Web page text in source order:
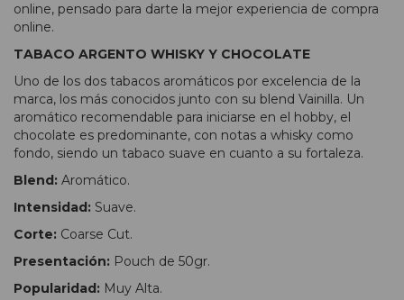
online, pensado para darte la mejor experiencia de compra
online.
TABACO ARGENTO WHISKY Y CHOCOLATE
Uno de los dos tabacos aromáticos por excelencia de la
marca, los más conocidos junto con su blend Vainilla. Un
aromático recomendable para iniciarse en el hobby, el
chocolate es predominante, con notas a whisky como
fondo, siendo un tabaco suave en cuanto a su fortaleza.
Blend: Aromático.
Intensidad: Suave.
Corte: Coarse Cut.
Presentación: Pouch de 50gr.
Popularidad: Muy Alta.